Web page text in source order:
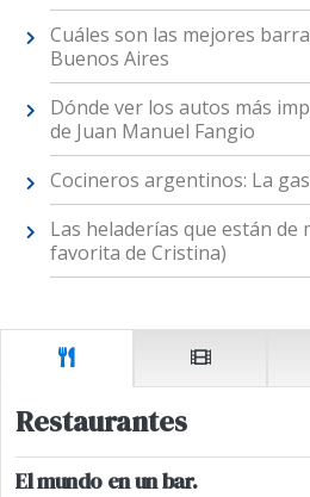
Cuáles son las mejores
Buenos Aires
Dónde ver los autos más
de Juan Manuel Fangio
Cocineros argentinos: La
Las heladerías que están de
favorita de Cristina)
Restaurantes
El mundo en un bar.